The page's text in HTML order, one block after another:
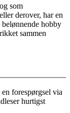
som
derover, har en
hobby
sammen
forespørgsel via
hurtigst